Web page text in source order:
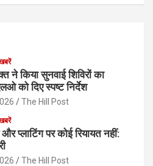
ने किया सुनवाई शिविरों का
को दिए स्पष्ट निर्देश
The Hill Post
प्लाटिंग पर कोई रियायत नहीं:
The Hill Post